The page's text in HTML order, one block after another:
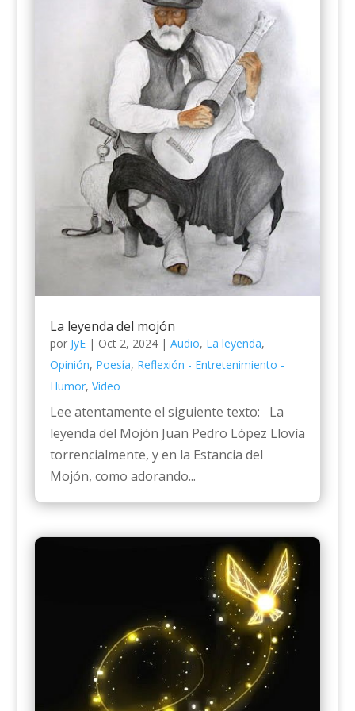
La leyenda del mojón
por JyE| Oct 2, 2024| Audio, La leyenda,
Opinión, Poesía, Reflexión - Entretenimiento -
Humor, Video
Lee atentamente el siguiente texto: La
leyenda del Mojón Juan Pedro López Llovía
torrencialmente, y en la Estancia del
Mojón, como adorando...